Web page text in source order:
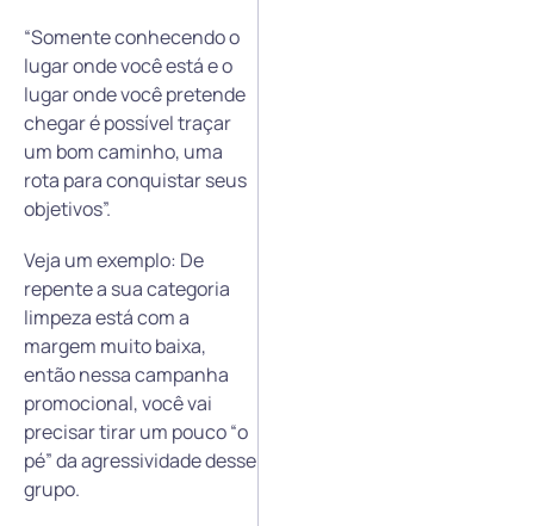
“Somente conhecendo o
lugar onde você está e o
lugar onde você pretende
chegar é possível traçar
um bom caminho, uma
rota para conquistar seus
objetivos”.
Veja um exemplo: De
repente a sua categoria
limpeza está com a
margem muito baixa,
então nessa campanha
promocional, você vai
precisar tirar um pouco “o
pé” da agressividade desse
grupo.